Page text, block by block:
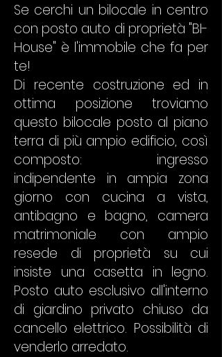
Se cerchi un bilocale in centro
con posto auto di proprietà "BI-
House" è l'immobile che fa per
te!
Di recente costruzione ed in
ottima posizione troviamo
questo bilocale posto al piano
terra di più ampio edificio, così
composto: ingresso
indipendente in ampia zona
giorno con cucina a vista,
antibagno e bagno, camera
matrimoniale con ampio
resede di proprietà su cui
insiste una casetta in legno.
Posto auto esclusivo all'interno
di giardino privato chiuso da
cancello elettrico. Possibilità di
venderlo arredato.